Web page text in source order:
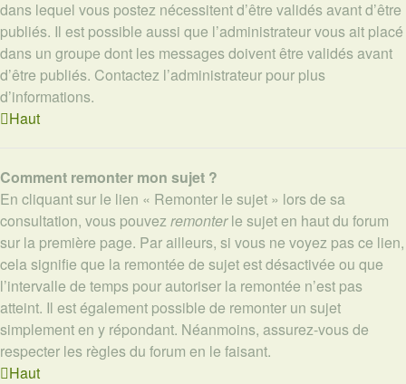
dans lequel vous postez nécessitent d’être validés avant d’être
publiés. Il est possible aussi que l’administrateur vous ait placé
dans un groupe dont les messages doivent être validés avant
d’être publiés. Contactez l’administrateur pour plus
d’informations.
Haut
Comment remonter mon sujet ?
En cliquant sur le lien « Remonter le sujet » lors de sa
consultation, vous pouvezremonterle sujet en haut du forum
sur la première page. Par ailleurs, si vous ne voyez pas ce lien,
cela signifie que la remontée de sujet est désactivée ou que
l’intervalle de temps pour autoriser la remontée n’est pas
atteint. Il est également possible de remonter un sujet
simplement en y répondant. Néanmoins, assurez-vous de
respecter les règles du forum en le faisant.
Haut